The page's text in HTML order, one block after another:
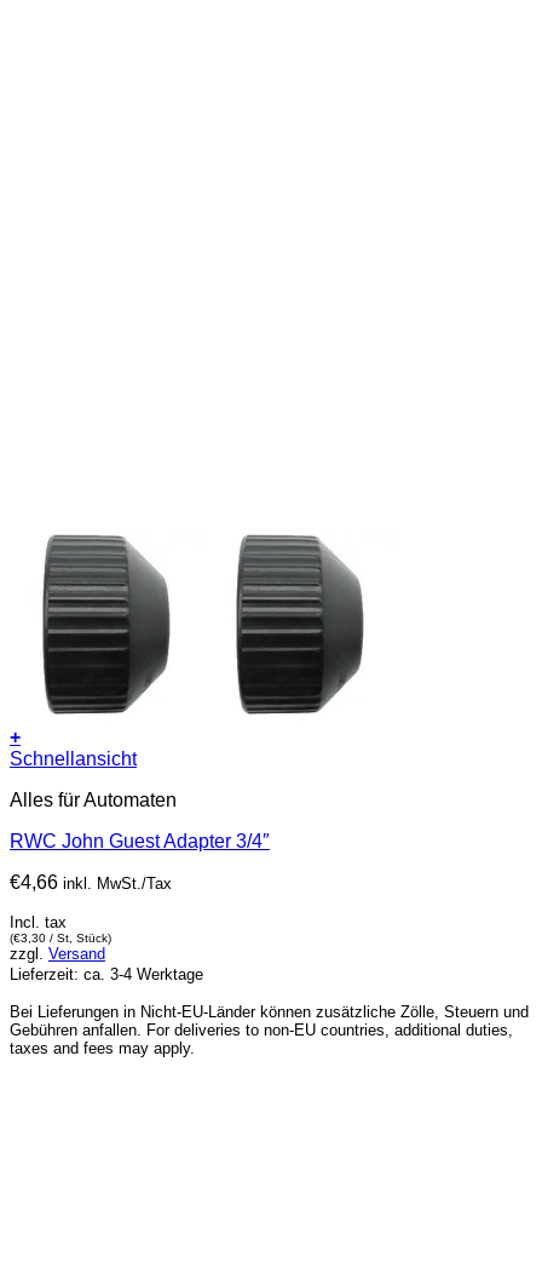
+
Schnellansicht
Alles für Automaten
RWC John Guest Adapter 3/4″
€4,66 inkl. MwSt./Tax
Incl. tax
(€3,30 / St, Stück)
zzgl. Versand
Lieferzeit: ca. 3-4 Werktage
Bei Lieferungen in Nicht-EU-Länder können zusätzliche Zölle, Steuern und
Gebühren anfallen. For deliveries to non-EU countries, additional duties,
taxes and fees may apply.